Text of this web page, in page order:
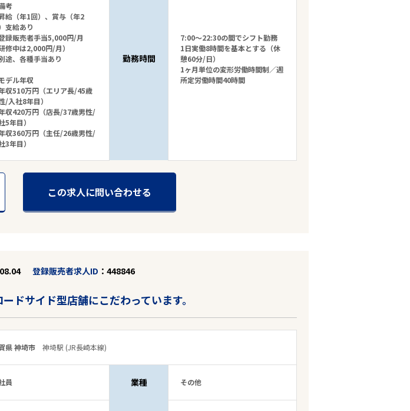
考
給（年1回）、賞与（年2
支給あり
録販売者手当5,000円/月
研修中は2,000円/月）
途、各種手当あり
デル年収
収510万円（エリア長/45歳
/入社8年目）
収420万円（店長/37歳男性/
5年目）
収360万円（主任/26歳男性/
3年目）
勤務時間
7:00～22:30の間でシフト勤務
1日実働8時間を基本とする（休
憩60分/日）
1ヶ月単位の変形労働時間制／週
所定労働時間40時間
この求人に問い合わせる
登録販売者求人ID 448846
サイド型店舗にこだわっています。
県 神埼市 神埼駅 (JR長崎本線)
員 業種 その他